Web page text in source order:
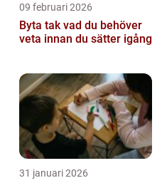
09 februari 2026
Byta tak vad du behöver
veta innan du sätter igång
31 januari 2026